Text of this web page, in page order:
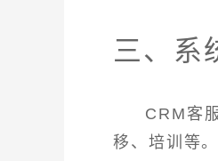
三、系
CRM客
移、培训等